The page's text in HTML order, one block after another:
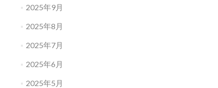
2025年9月
2025年8月
2025年7月
2025年6月
2025年5月